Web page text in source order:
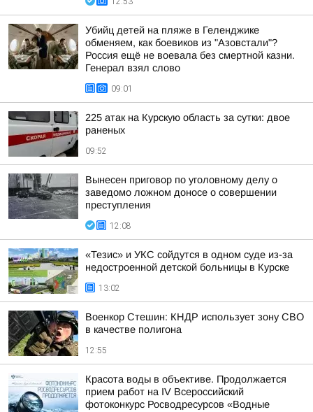
Убийц детей на пляже в Геленджике
обменяем, как боевиков из "Азовстали"?
Россия ещё не воевала без смертной казни.
Генерал взял слово
09:01
225 атак на Курскую область за сутки: двое
раненых
09:52
Вынесен приговор по уголовному делу о
заведомо ложном доносе о совершении
преступления
12:08
«Тезис» и УКС сойдутся в одном суде из-за
недостроенной детской больницы в Курске
13:02
Военкор Стешин: КНДР использует зону СВО
в качестве полигона
12:55
Красота воды в объективе. Продолжается
прием работ на IV Всероссийский
фотоконкурс Росводресурсов «Водные